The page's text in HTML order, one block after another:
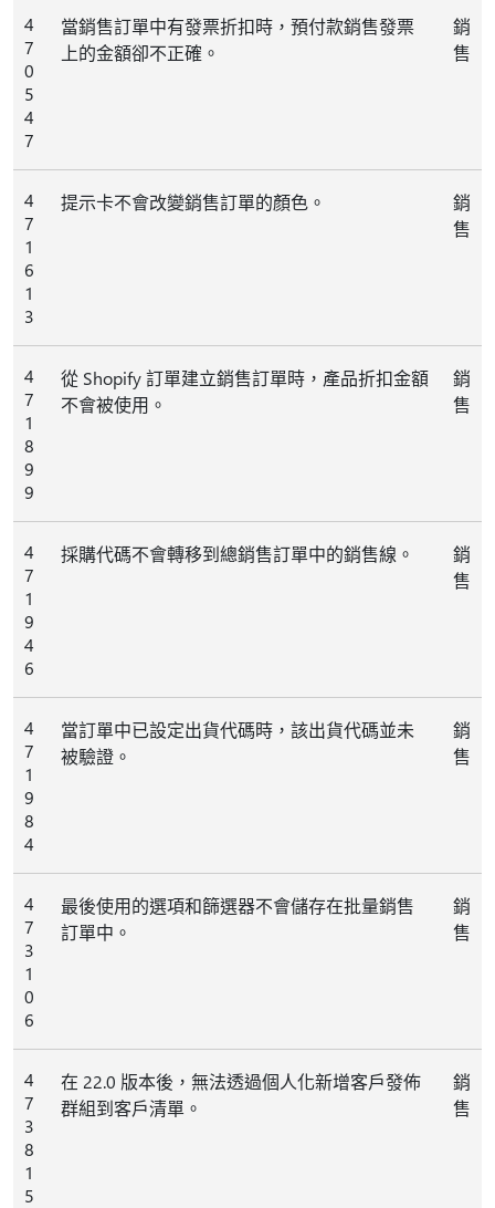
4
7
0
5
4
7
當銷售訂單中有發票折扣時，預付款銷售發票
上的金額卻不正確。
銷
售
4
7
1
6
1
3
提示卡不會改變銷售訂單的顏色。
銷
售
4
7
1
8
9
9
從 Shopify 訂單建立銷售訂單時，產品折扣金額
不會被使用。
銷
售
4
7
1
9
4
6
採購代碼不會轉移到總銷售訂單中的銷售線。
銷
售
4
7
1
9
8
4
當訂單中已設定出貨代碼時，該出貨代碼並未
被驗證。
銷
售
4
7
3
1
0
6
最後使用的選項和篩選器不會儲存在批量銷售
訂單中。
銷
售
4
7
3
8
1
5
在 22.0 版本後，無法透過個人化新增客戶發佈
群組到客戶清單。
銷
售